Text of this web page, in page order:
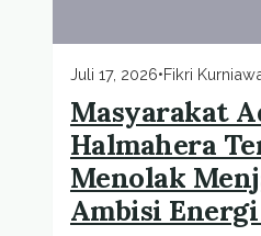
Juli 17, 2026•Fikri
Masyarakat
Halmahera
Menolak
Ambisi